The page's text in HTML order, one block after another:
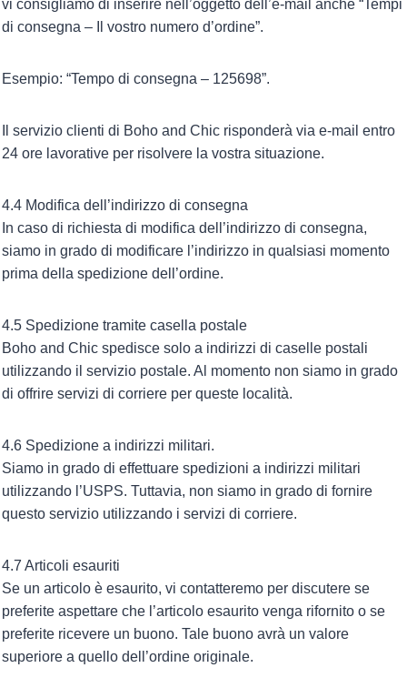
vi consigliamo di inserire nell’oggetto dell’e-mail anche “Tempi
di consegna – Il vostro numero d’ordine”.
Esempio: “Tempo di consegna – 125698”.
Il servizio clienti di Boho and Chic risponderà via e-mail entro
24 ore lavorative per risolvere la vostra situazione.
4.4 Modifica dell’indirizzo di consegna
In caso di richiesta di modifica dell’indirizzo di consegna,
siamo in grado di modificare l’indirizzo in qualsiasi momento
prima della spedizione dell’ordine.
4.5 Spedizione tramite casella postale
Boho and Chic spedisce solo a indirizzi di caselle postali
utilizzando il servizio postale. Al momento non siamo in grado
di offrire servizi di corriere per queste località.
4.6 Spedizione a indirizzi militari.
Siamo in grado di effettuare spedizioni a indirizzi militari
utilizzando l’USPS. Tuttavia, non siamo in grado di fornire
questo servizio utilizzando i servizi di corriere.
4.7 Articoli esauriti
Se un articolo è esaurito, vi contatteremo per discutere se
preferite aspettare che l’articolo esaurito venga rifornito o se
preferite ricevere un buono. Tale buono avrà un valore
superiore a quello dell’ordine originale.